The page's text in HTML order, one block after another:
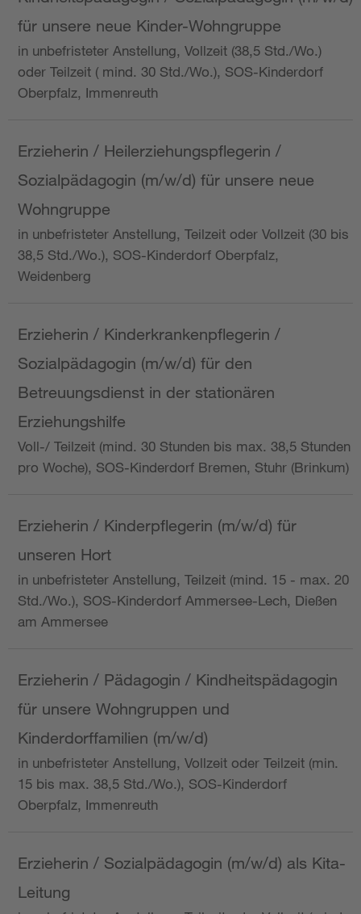
für unsere neue Kinder-Wohngruppe
in unbefristeter Anstellung, Vollzeit (38,5 Std./Wo.)
oder Teilzeit ( mind. 30 Std./Wo.), SOS-Kinderdorf
Oberpfalz, Immenreuth
Erzieherin / Heilerziehungspflegerin /
Sozialpädagogin (m/w/d) für unsere neue
Wohngruppe
in unbefristeter Anstellung, Teilzeit oder Vollzeit (30 bis
38,5 Std./Wo.), SOS-Kinderdorf Oberpfalz,
Weidenberg
Erzieherin / Kinderkrankenpflegerin /
Sozialpädagogin (m/w/d) für den
Betreuungsdienst in der stationären
Erziehungshilfe
Voll-/ Teilzeit (mind. 30 Stunden bis max. 38,5 Stunden
pro Woche), SOS-Kinderdorf Bremen, Stuhr (Brinkum)
Erzieherin / Kinderpflegerin (m/w/d) für
unseren Hort
in unbefristeter Anstellung, Teilzeit (mind. 15 - max. 20
Std./Wo.), SOS-Kinderdorf Ammersee-Lech, Dießen
am Ammersee
Erzieherin / Pädagogin / Kindheitspädagogin
für unsere Wohngruppen und
Kinderdorffamilien (m/w/d)
in unbefristeter Anstellung, Vollzeit oder Teilzeit (min.
15 bis max. 38,5 Std./Wo.), SOS-Kinderdorf
Oberpfalz, Immenreuth
Erzieherin / Sozialpädagogin (m/w/d) als Kita-
Leitung